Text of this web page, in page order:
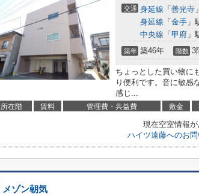
交通 身延線 「 善光寺
身延線 「 金手 」
中央線 「 甲府 」
築年 築46年 階数 3
ちょっとした買い物に
り便利です。音に敏感
感じ...
所在階 賃料 管理費・共益費 敷金
現在空室情報が
ハイツ遠藤へのお
メゾン朝気